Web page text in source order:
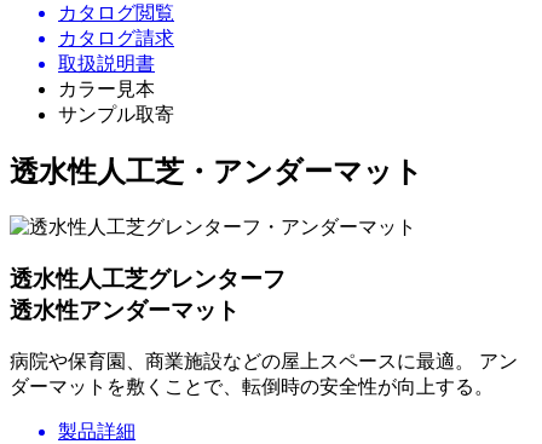
カタログ閲覧
カタログ請求
取扱説明書
カラー見本
サンプル取寄
透水性人工芝・アンダーマット
透水性人工芝グレンターフ
透水性アンダーマット
病院や保育園、商業施設などの屋上スペースに最適。 アン
ダーマットを敷くことで、転倒時の安全性が向上する。
製品詳細